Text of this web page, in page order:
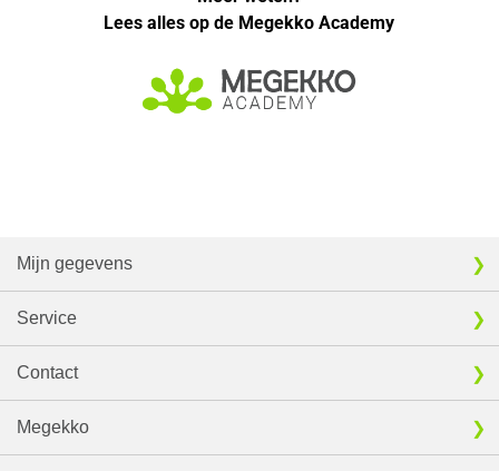
Lees alles op de Megekko Academy
Mijn gegevens
Service
Contact
Megekko